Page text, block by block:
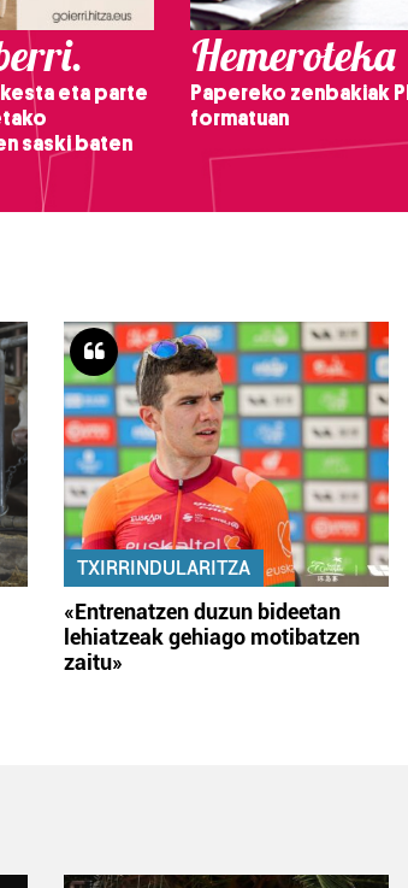
eta parte
saski baten
Hemeroteka
Papereko zenbakiak
formatuan
TXIRRINDULARITZA
«Entrenatzen duzun bideetan
lehiatzeak gehiago motibatzen
zaitu»